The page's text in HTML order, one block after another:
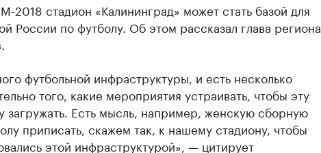
2018 стадион «Калининград» может стать базой для
России по футболу. Об этом рассказал глава региона
футбольной инфраструктуры, и есть несколько
того, какие мероприятия устраивать, чтобы эту
загружать. Есть мысль, например, женскую сборную
приписать, скажем так, к нашему стадиону, чтобы
этой инфраструктурой», — цитирует